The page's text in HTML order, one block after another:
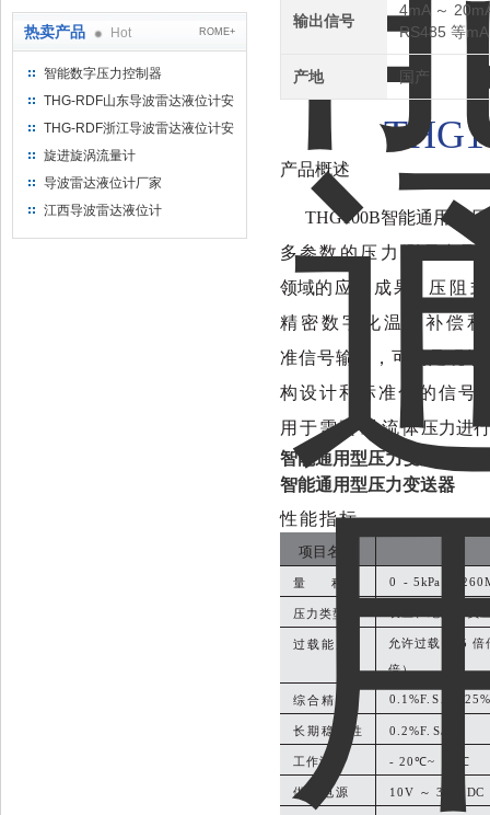
热卖产品 Hot ROME+
智能数字压力控制器
THG-RDF山东导波雷达液位计安
装方法
THG-RDF浙江导波雷达液位计安
装方法
旋进旋涡流量计
导波雷达液位计厂家
江西导波雷达液位计
输出信号
4mA ～
RS485 等mA
产地 国产
THG
产品概述
THG100B智能通用型
压
多参数的压 力
领域的 应 成果， 压 阻 式
精 密数 字 化温 补偿和
准信号输出，可满足现场
构设计和 标准化 的信号
用 于需要 对流体压力进
智能通用型压力变送器
智能通用型压力变送器
性能指标
项目名称
量 程 0 - 5kPa 260
压力类型
过载能力 允许过载
.5
倍）
综合精度 0.1%F. S、
长期稳定性 0.2%F. S/ 年
工作温度 - 20℃~ 70℃
供电电源 10V ～ 30 DC